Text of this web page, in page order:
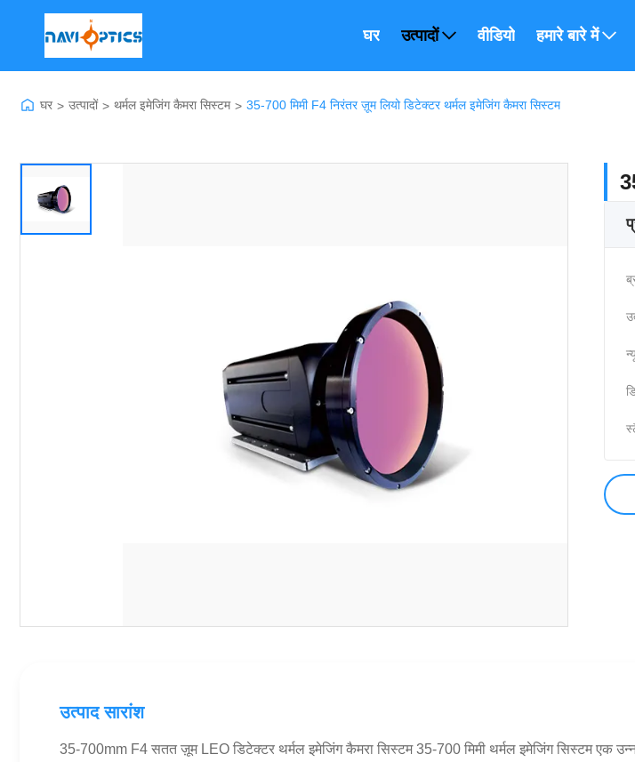
घर उत्पादों वीडियो हमारे बारे में
घर > उत्पादों > थर्मल इमेजिंग कैमरा सिस्टम > 35-700 मिमी F4 निरंतर ज़ूम लियो डिटेक्टर थर्मल इमेजिंग कैमरा सिस्टम
उत्पाद सारांश
35-700mm F4 सतत ज़ूम LEO डिटेक्टर थर्मल इमेजिंग कैमरा सिस्टम 35-700 मिमी थर्मल इमेजिंग सिस्टम एक